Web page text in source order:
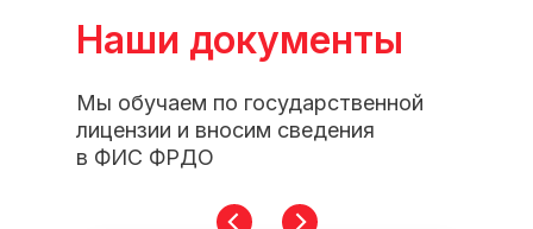
Наши документы
Мы обучаем по государственной
лицензии и вносим сведения
в ФИС ФРДО